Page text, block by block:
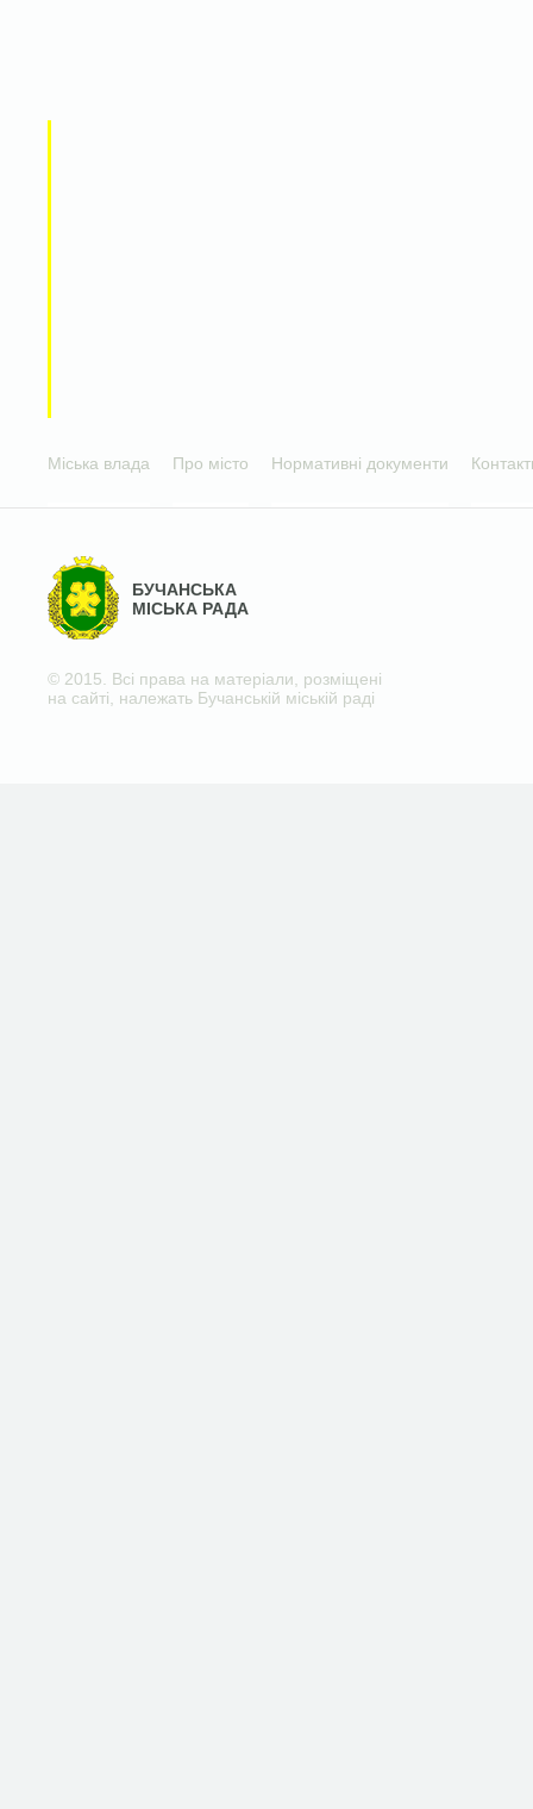
Міська влада Про місто Нормативні документи
БУЧАНСЬКА
МІСЬКА РАДА
© 2015. Всі права на матеріали, розміщені
на сайті, належать Бучанській міській раді